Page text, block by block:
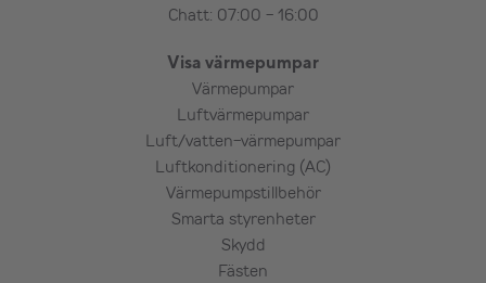
Chatt: 07:00 - 16:00
Visa värmepumpar
Värmepumpar
Luftvärmepumpar
Luft/vatten-värmepumpar
Luftkonditionering (AC)
Värmepumpstillbehör
Smarta styrenheter
Skydd
Fästen